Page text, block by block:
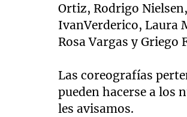
Ortiz, Rodrigo
IvanVerderico, Laura
Rosa Vargas y Griego
Las coreografías
pueden hacerse a los
les avisamos.